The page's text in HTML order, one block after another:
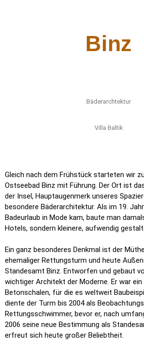
Binz
Bäderarchtektur
Villa Baltik
Gleich nach dem Frühstück starteten wir
Ostseebad Binz mit Führung. Der Ort ist
der Insel, Hauptaugenmerk unseres
besondere Bäderarchitektur. Als im 19.
Badeurlaub in Mode kam, baute man
Hotels, sondern kleinere, aufwendig
Ein ganz besonderes Denkmal ist der
ehemaliger Rettungsturm und heute
Standesamt Binz. Entworfen und gebaut
wichtiger Architekt der Moderne. Er war
Betonschalen, für die es weltweit
diente der Turm bis 2004 als
Rettungsschwimmer, bevor er, nach
2006 seine neue Bestimmung als
erfreut sich heute großer Beliebtheit.